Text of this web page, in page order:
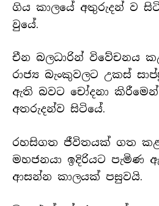
ගිය කාලයේ අතුරුදන් ව
වුයේ.
චීන බලධාරින් විවේචනය
රාජ්‍ය බැංකුවලට උකස්
ඇති බවට චෝදනා
අතරුදන්ව සිටියේ.
රහසිගත ජීවිතයක් ගත කළ
මහජනයා ඉදිරියට පැමිණ
ආසන්න කාලයක් පසුවයි.